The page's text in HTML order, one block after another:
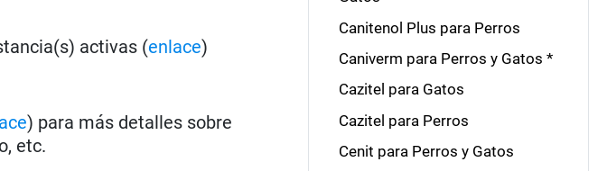
activas (enlace)
) para más detalles sobre
etc.
Canitenol Plus para Perros
Caniverm para Perros y Gatos *
Cazitel para Gatos
Cazitel para Perros
Cenit para Perros y Gatos